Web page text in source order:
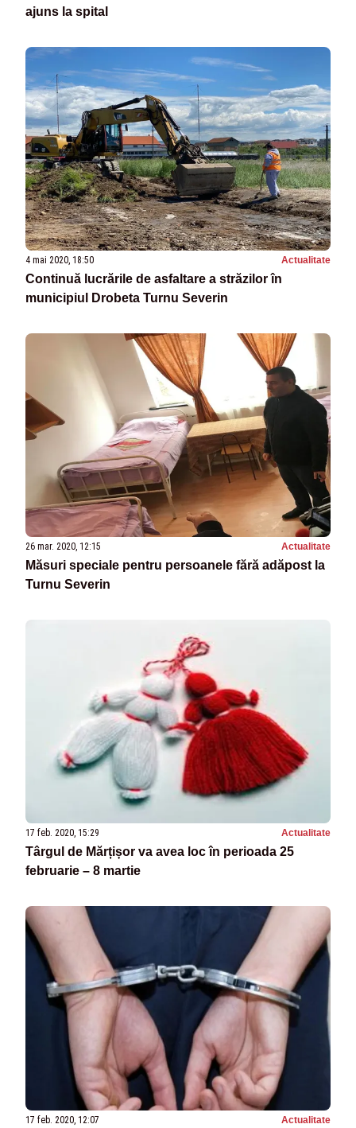
ajuns la spital
4 mai 2020, 18:50 Actualitate
Continuă lucrările de asfaltare a străzilor în
municipiul Drobeta Turnu Severin
26 mar. 2020, 12:15 Actualitate
Măsuri speciale pentru persoanele fără adăpost la
Turnu Severin
17 feb. 2020, 15:29 Actualitate
Târgul de Mărțișor va avea loc în perioada 25
februarie – 8 martie
17 feb. 2020, 12:07 Actualitate